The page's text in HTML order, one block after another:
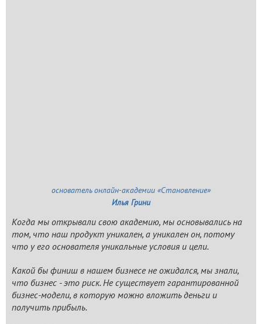
основатель онлайн-академии «Становление»
Илья Грини
Когда мы открывали свою академию, мы основывались на
том, что наш продукт уникален, а уникален он, потому
что у его основателя уникальные условия и цели.
Какой бы финиш в нашем бизнесе не ожидался, мы знали,
что бизнес - это риск. Не существует гарантированной
бизнес-модели, в которую можно вложить деньги и
получить прибыль.